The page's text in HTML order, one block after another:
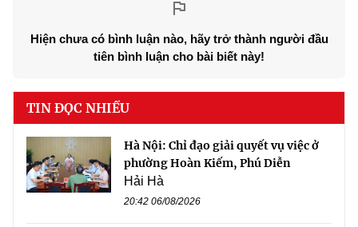
Hiện chưa có bình luận nào, hãy trở thành người đầu
tiên bình luận cho bài biết này!
TIN ĐỌC NHIỀU
Hà Nội: Chỉ đạo giải quyết vụ việc ở
phường Hoàn Kiếm, Phú Diễn
Hải Hà
20:42 06/08/2026